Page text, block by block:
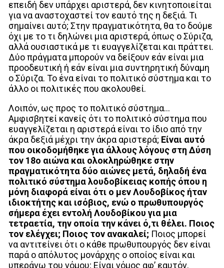
επειδή δεν υπάρχει αριστερά, δεν κινητοποιείται
για να αναστοχαστεί τον εαυτό της η δεξιά. Τι
σημαίνει αυτό; Στην πραγματικότητα, θα το δούμε
όχι με το τι δηλώνει μια αριστερά, όπως ο Σύριζα,
αλλά ουσιαστικά με τι ευαγγελίζεται και πράττει.
Δύο πράγματα μπορούν να δείξουν εάν είναι μια
προοδευτική ή εάν είναι μια συντηρητική δύναμη
ο Σύριζα. Το ένα είναι το πολιτικό σύστημα και το
άλλο οι πολιτικές που ακολουθεί.
Λοιπόν, ως προς το πολιτικό σύστημα…
Αμφισβητεί κανείς ότι το πολιτικό σύστημα που
ευαγγελίζεται η αριστερά είναι το ίδιο από την
άκρα δεξιά μέχρι την άκρα αριστερά; Είναι αυτό
που οικοδομήθηκε για άλλους λόγους στη Δύση
τον 18ο αιώνα και ολοκληρώθηκε στην
πραγματικότητα δύο αιώνες μετά, δηλαδή ένα
πολιτικό σύστημα λουδοβίκειας κοπής όπου η
μόνη διαφορά είναι ότι ο μεν Λουδοβίκος ήταν
ιδιοκτήτης και ισόβιος, ενώ ο πρωθυπουργός
σήμερα έχει εντολή Λουδοβίκου για μια
τετραετία, την οποία την κάνει ό,τι θέλει. Ποιος
τον ελέγχει; Ποιος τον ανακαλεί; Ποιος μπορεί
να αντιτείνει ότι ο κάθε πρωθυπουργός δεν είναι
παρά ο απόλυτος μονάρχης ο οποίος είναι και
υπεράνω του νόμου; Είναι νόμος αφ’ εαυτόν.